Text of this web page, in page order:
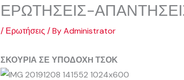
ΕΡΩΤΗΣΕΙΣ-
/ Ερωτήσεις / ByAdministrator
ΣΚΟΥΡΙΑ ΣΕ ΥΠΟΔΟΧH ΤΣΟΚ